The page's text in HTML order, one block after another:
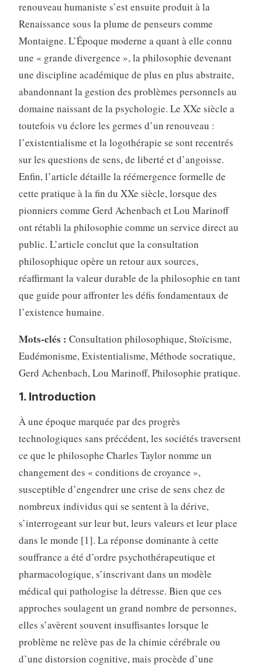
renouveau humaniste s’est ensuite produit à la
Renaissance sous la plume de penseurs comme
Montaigne. L’Époque moderne a quant à elle connu
une « grande divergence », la philosophie devenant
une discipline académique de plus en plus abstraite,
abandonnant la gestion des problèmes personnels au
domaine naissant de la psychologie. Le XXe siècle a
toutefois vu éclore les germes d’un renouveau :
l’existentialisme et la logothérapie se sont recentrés
sur les questions de sens, de liberté et d’angoisse.
Enfin, l’article détaille la réémergence formelle de
cette pratique à la fin du XXe siècle, lorsque des
pionniers comme Gerd Achenbach et Lou Marinoff
ont rétabli la philosophie comme un service direct au
public. L’article conclut que la consultation
philosophique opère un retour aux sources,
réaffirmant la valeur durable de la philosophie en tant
que guide pour affronter les défis fondamentaux de
l’existence humaine.
Mots-clés : Consultation philosophique, Stoïcisme,
Eudémonisme, Existentialisme, Méthode socratique,
Gerd Achenbach, Lou Marinoff, Philosophie pratique.
1. Introduction
À une époque marquée par des progrès
technologiques sans précédent, les sociétés traversent
ce que le philosophe Charles Taylor nomme un
changement des « conditions de croyance »,
susceptible d’engendrer une crise de sens chez de
nombreux individus qui se sentent à la dérive,
s’interrogeant sur leur but, leurs valeurs et leur place
dans le monde [1]. La réponse dominante à cette
souffrance a été d’ordre psychothérapeutique et
pharmacologique, s’inscrivant dans un modèle
médical qui pathologise la détresse. Bien que ces
approches soulagent un grand nombre de personnes,
elles s’avèrent souvent insuffisantes lorsque le
problème ne relève pas de la chimie cérébrale ou
d’une distorsion cognitive, mais procède d’une